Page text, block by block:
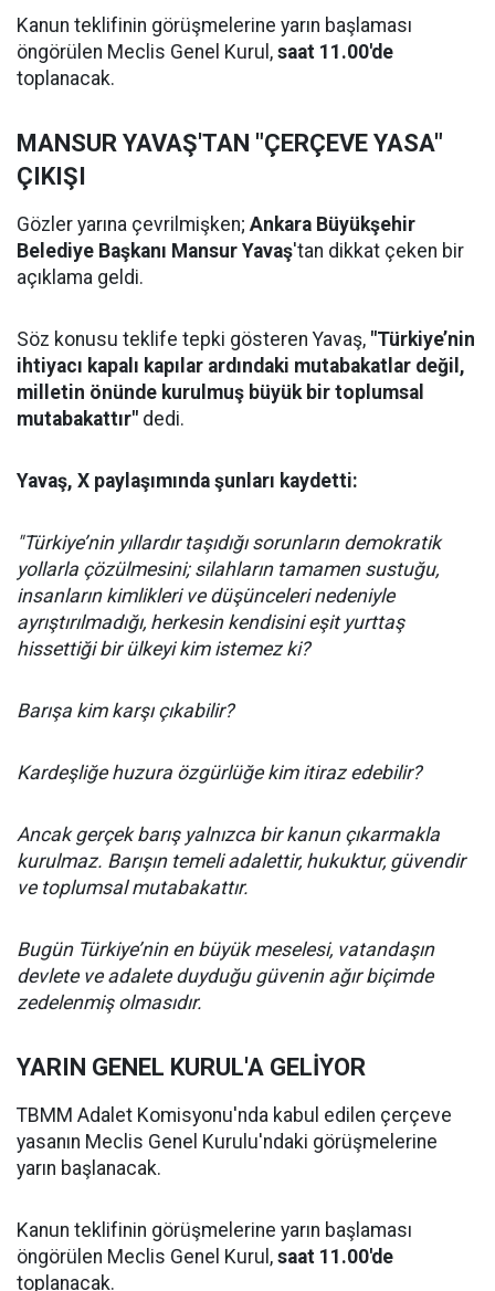
Kanun teklifinin görüşmelerine yarın başlaması
öngörülen Meclis Genel Kurul, saat 11.00'de
toplanacak.
MANSUR YAVAŞ'TAN "ÇERÇEVE YASA"
ÇIKIŞI
Gözler yarına çevrilmişken; Ankara Büyükşehir
Belediye Başkanı Mansur Yavaş'tan dikkat çeken bir
açıklama geldi.
Söz konusu teklife tepki gösteren Yavaş, "Türkiye’nin
ihtiyacı kapalı kapılar ardındaki mutabakatlar değil,
milletin önünde kurulmuş büyük bir toplumsal
mutabakattır" dedi.
Yavaş, X paylaşımında şunları kaydetti:
"Türkiye’nin yıllardır taşıdığı sorunların demokratik
yollarla çözülmesini; silahların tamamen sustuğu,
insanların kimlikleri ve düşünceleri nedeniyle
ayrıştırılmadığı, herkesin kendisini eşit yurttaş
hissettiği bir ülkeyi kim istemez ki?
Barışa kim karşı çıkabilir?
Kardeşliğe huzura özgürlüğe kim itiraz edebilir?
Ancak gerçek barış yalnızca bir kanun çıkarmakla
kurulmaz. Barışın temeli adalettir, hukuktur, güvendir
ve toplumsal mutabakattır.
Bugün Türkiye’nin en büyük meselesi, vatandaşın
devlete ve adalete duyduğu güvenin ağır biçimde
zedelenmiş olmasıdır.
YARIN GENEL KURUL'A GELİYOR
TBMM Adalet Komisyonu'nda kabul edilen çerçeve
yasanın Meclis Genel Kurulu'ndaki görüşmelerine
yarın başlanacak.
Kanun teklifinin görüşmelerine yarın başlaması
öngörülen Meclis Genel Kurul, saat 11.00'de
toplanacak.